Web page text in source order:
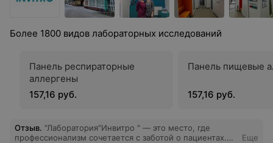
Более 1800 видов лабораторных исследований
Панель респираторные
аллергены
157,16 руб.
Панель пищевые
157,16 руб.
Отзыв. "Лаборатория"Инвитро " — это место, где
профессионализм сочетается с заботой о пациентах.
Еще